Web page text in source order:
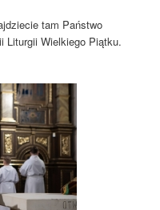
tam Państwo
Liturgii Wielkiego Piątku.